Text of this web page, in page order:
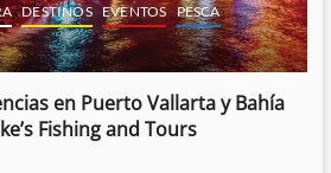
DESTINOS EVENTOS PESCA
en Puerto Vallarta y Bahía
Fishing and Tours